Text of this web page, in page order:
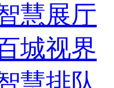
慧展厅
城视界